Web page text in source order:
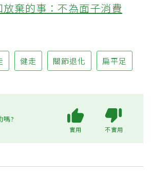
棄的事：不為面子消費
健走 關節退化 扁平足
嗎?
實用 不實用